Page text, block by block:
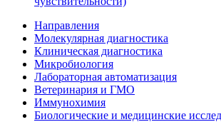
Направления
Молекулярная диагностика
Клиническая диагностика
Микробиология
Лабораторная автоматизация
Ветеринария и ГМО
Иммунохимия
Биологические и медицинские